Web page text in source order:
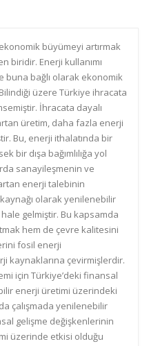
büyümeyi artırmak
biridir. Enerji kullanımı
buna bağlı olarak ekonomik
üzere Türkiye ihracata
İhracata dayalı
üretim, daha fazla enerji
Bu, enerji ithalatında bir
bir dışa bağımlılığa yol
sanayileşmenin ve
enerji talebinin
olarak yenilenebilir
gelmiştir. Bu kapsamda
hem de çevre kalitesini
fosil enerji
kaynaklarına çevirmişlerdir.
için Türkiye’deki finansal
enerji üretimi üzerindeki
çalışmada yenilenebilir
gelişme değişkenlerinin
üzerinde etkisi olduğu